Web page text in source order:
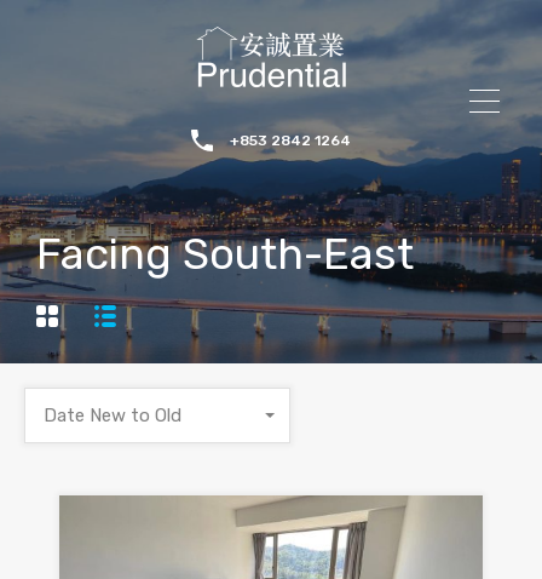
+853 2842 1264
Facing South-East
Date New to Old